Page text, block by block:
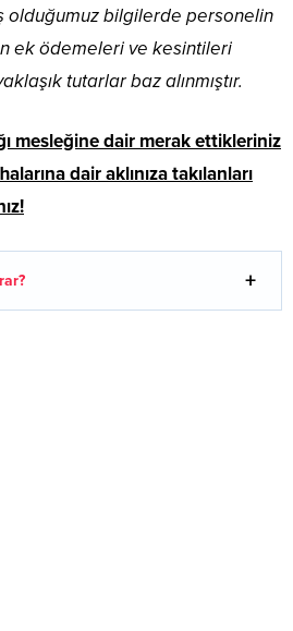
olduğumuz bilgilerde personelin
ek ödemeleri ve kesintileri
tutarlar baz alınmıştır.
mesleğine dair merak ettikleriniz
dair aklınıza takılanları